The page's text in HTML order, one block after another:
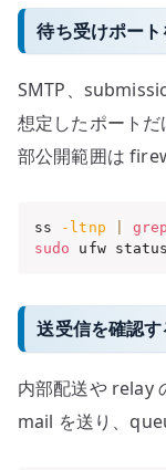
待ち受けポー
SMTP、
想定したポート
部公開範囲は
ss -ltnp grep
sudo ufw
送受信を確認す
内部配送や relay
mail を送り、